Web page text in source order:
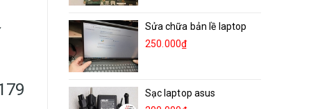
Sửa chữa bản lề laptop
250.000₫
Sạc laptop asus